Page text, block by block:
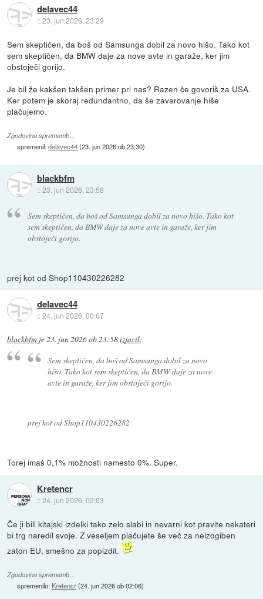
delavec44
::23. jun 2026, 23:29
Sem skeptičen, da boš od Samsunga dobil za novo hišo. Tako kot
sem skeptičen, da BMW daje za nove avte in garaže, ker jim
obstoječi gorijo.
Je bil že kakšen takšen primer pri nas? Razen če govoriš za USA.
Ker potem je skoraj redundantno, da še zavarovanje hiše
plačujemo.
Zgodovina sprememb…
spremenil:delavec44(23. jun 2026 ob 23:30)
blackbfm
::23. jun 2026, 23:58
Sem skeptičen, da boš od Samsunga dobil za novo hišo. Tako kot
sem skeptičen, da BMW daje za nove avte in garaže, ker jim
obstoječi gorijo.
prej kot od Shop110430226282
delavec44
::24. jun 2026, 00:07
blackbfm je23. jun 2026 ob 23:58izjavil:
Sem skeptičen, da boš od Samsunga dobil za novo
hišo. Tako kot sem skeptičen, da BMW daje za nove
avte in garaže, ker jim obstoječi gorijo.
prej kot od Shop110430226282
Torej imaš 0,1% možnosti namesto 0%. Super.
Kretencr
::24. jun 2026, 02:03
Če ji bili kitajski izdelki tako zelo slabi in nevarni kot pravite nekateri
bi trg naredil svoje. Z veseljem plačujete še več za neizogiben
zaton EU, smešno za popizdit.
Zgodovina sprememb…
spremenilo: Kretencr(24. jun 2026 ob 02:06)